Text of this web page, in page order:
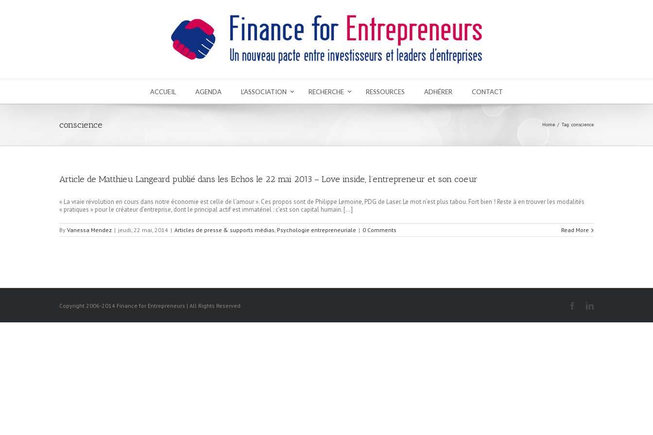
ACCUEIL AGENDA L’ASSOCIATION RECHERCHE RESSOURCES ADHÉRER CONTACT
conscience Home Tag: conscience
Article de Matthieu Langeard publié dans les Echos le 22 mai 2013 – Love inside, l’entrepreneur et son coeur
« La vraie révolution en cours dans notre économie est celle de l’amour ». Ces propos sont de Philippe Lemoine, PDG de Laser. Le mot n’est plus tabou. Fort bien ! Reste à en trouver les modalités
« pratiques » pour le créateur d’entreprise, dont le principal actif est immatériel : c’est son capital humain. […]
By Vanessa Mendez | jeudi, 22 mai, 2014 | Articles de presse & supports médias Psychologie entrepreneuriale | 0 Comments Read More
Copyright 2006-2014 Finance for Entrepreneurs | All Rights Reserved